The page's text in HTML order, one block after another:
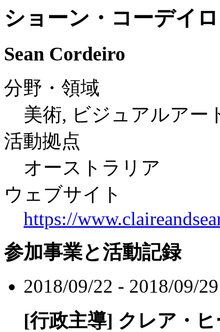
ショーン・コーデイロ
Sean Cordeiro
分野・領域
美術, ビジュアルアー
活動拠点
オーストラリア
ウェブサイト
https://
参加事業と活動記録
2018/09/22 - 2018/09/29
[行政主導] クレア・